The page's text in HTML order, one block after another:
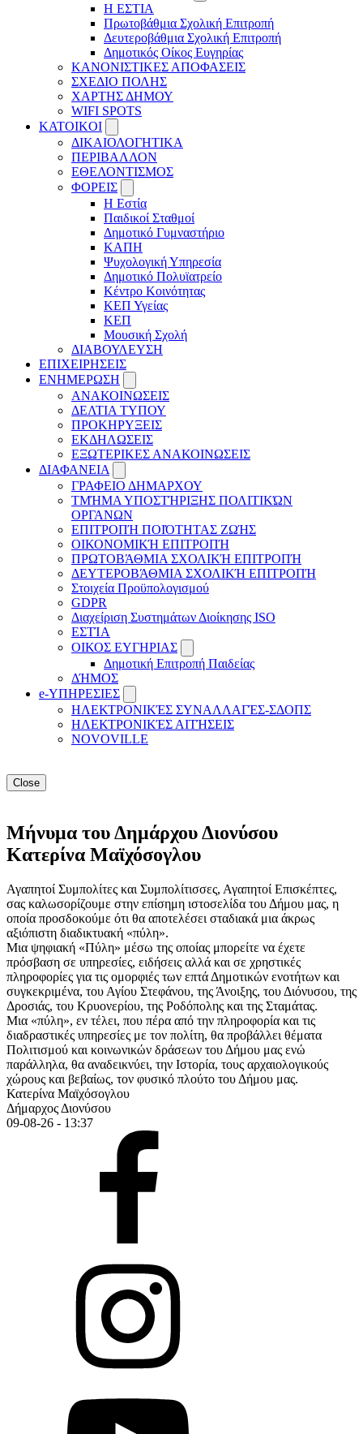
Η ΕΣΤΙΑ
Πρωτοβάθμια Σχολική Επιτροπή
Δευτεροβάθμια Σχολική Επιτροπή
Δημοτικός Οίκος Ευγηρίας
ΚΑΝΟΝΙΣΤΙΚΕΣ ΑΠΟΦΑΣΕΙΣ
ΣΧΕΔΙΟ ΠΟΛΗΣ
ΧΑΡΤΗΣ ΔΗΜΟΥ
WIFI SPOTS
KATOIKOI
ΔΙΚΑΙΟΛΟΓΗΤΙΚΑ
ΠΕΡΙΒΑΛΛΟΝ
ΕΘΕΛΟΝΤΙΣΜΟΣ
ΦΟΡΕΙΣ
Η Εστία
Παιδικοί Σταθμοί
Δημοτικό Γυμναστήριο
ΚΑΠΗ
Ψυχολογική Υπηρεσία
Δημοτικό Πολυϊατρείο
Κέντρο Κοινότητας
ΚΕΠ Υγείας
ΚΕΠ
Μουσική Σχολή
ΔΙΑΒΟΥΛΕΥΣΗ
ΕΠΙΧΕΙΡΗΣΕΙΣ
ΕΝΗΜΕΡΩΣΗ
ΑΝΑΚΟΙΝΩΣΕΙΣ
ΔΕΛΤΙΑ ΤΥΠΟΥ
ΠΡΟΚΗΡΥΞΕΙΣ
ΕΚΔΗΛΩΣΕΙΣ
ΕΞΩΤΕΡΙΚΕΣ ΑΝΑΚΟΙΝΩΣΕΙΣ
ΔΙΑΦΑΝΕΙΑ
ΓΡΑΦΕΙΟ ΔΗΜΑΡΧΟΥ
ΤΜΉΜΑ ΥΠΟΣΤΉΡΙΞΗΣ ΠΟΛΙΤΙΚΏΝ
ΟΡΓΑΝΩΝ
ΕΠΙΤΡΟΠΉ ΠΟΙΌΤΗΤΑΣ ΖΩΉΣ
ΟΙΚΟΝΟΜΙΚΉ ΕΠΙΤΡΟΠΉ
ΠΡΩΤΟΒΆΘΜΙΑ ΣΧΟΛΙΚΉ ΕΠΙΤΡΟΠΉ
ΔΕΥΤΕΡΟΒΆΘΜΙΑ ΣΧΟΛΙΚΉ ΕΠΙΤΡΟΠΉ
Στοιχεία Προϋπολογισμού
GDPR
Διαχείριση Συστημάτων Διοίκησης ISO
ΕΣΤΊΑ
ΟΙΚΟΣ ΕΥΓΗΡΙΑΣ
Δημοτική Επιτροπή Παιδείας
ΔΉΜΟΣ
e-ΥΠΗΡΕΣΙΕΣ
ΗΛΕΚΤΡΟΝΙΚΈΣ ΣΥΝΑΛΛΑΓΈΣ-ΣΔΟΠΣ
ΗΛΕΚΤΡΟΝΙΚΈΣ ΑΙΤΉΣΕΙΣ
NOVOVILLE
Close
Μήνυμα του Δημάρχου Διονύσου
Κατερίνα Μαϊχόσογλου
Αγαπητοί Συμπολίτες και Συμπολίτισσες, Αγαπητοί Επισκέπτες,
σας καλωσορίζουμε στην επίσημη ιστοσελίδα του Δήμου μας, η
οποία προσδοκούμε ότι θα αποτελέσει σταδιακά μια άκρως
αξιόπιστη διαδικτυακή «πύλη».
Μια ψηφιακή «Πύλη» μέσω της οποίας μπορείτε να έχετε
πρόσβαση σε υπηρεσίες, ειδήσεις αλλά και σε χρηστικές
πληροφορίες για τις ομορφιές των επτά Δημοτικών ενοτήτων και
συγκεκριμένα, του Αγίου Στεφάνου, της Άνοιξης, του Διόνυσου, της
Δροσιάς, του Κρυονερίου, της Ροδόπολης και της Σταμάτας.
Μια «πύλη», εν τέλει, που πέρα από την πληροφορία και τις
διαδραστικές υπηρεσίες με τον πολίτη, θα προβάλλει θέματα
Πολιτισμού και κοινωνικών δράσεων του Δήμου μας ενώ
παράλληλα, θα αναδεικνύει, την Ιστορία, τους αρχαιολογικούς
χώρους και βεβαίως, τον φυσικό πλούτο του Δήμου μας.
Κατερίνα Μαϊχόσογλου
Δήμαρχος Διονύσου
09-08-26 - 13:37